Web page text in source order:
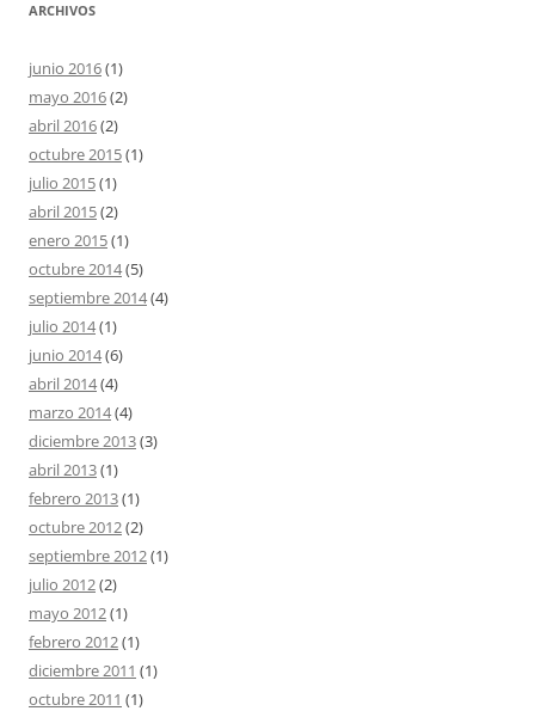
ARCHIVOS
junio 2016(1)
mayo 2016(2)
abril 2016(2)
octubre 2015(1)
julio 2015(1)
abril 2015(2)
enero 2015(1)
octubre 2014(5)
septiembre 2014(4)
julio 2014(1)
junio 2014(6)
abril 2014(4)
marzo 2014(4)
diciembre 2013(3)
abril 2013(1)
febrero 2013(1)
octubre 2012(2)
septiembre 2012(1)
julio 2012(2)
mayo 2012(1)
febrero 2012(1)
diciembre 2011 (1)
octubre 2011 (1)